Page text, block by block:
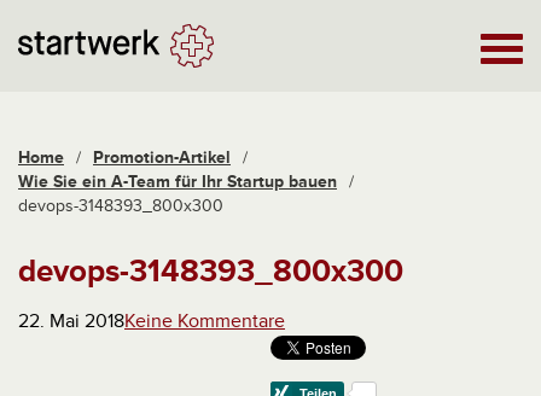
Home / Promotion-Artikel
/
Wie Sie ein A-Team für Ihr Startup bauen /
devops-3148393_800x300
devops-3148393_800x300
22. Mai 2018Keine Kommentare